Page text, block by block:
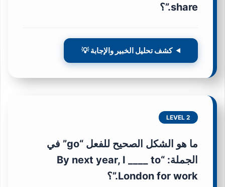
share.”؟
كشف تحليل الخبير والإجابة 💡
LEVEL 2
ما هو الشكل الصحيح للفعل “go” في
الجملة: “By next year, I ____ to
London for work.”؟